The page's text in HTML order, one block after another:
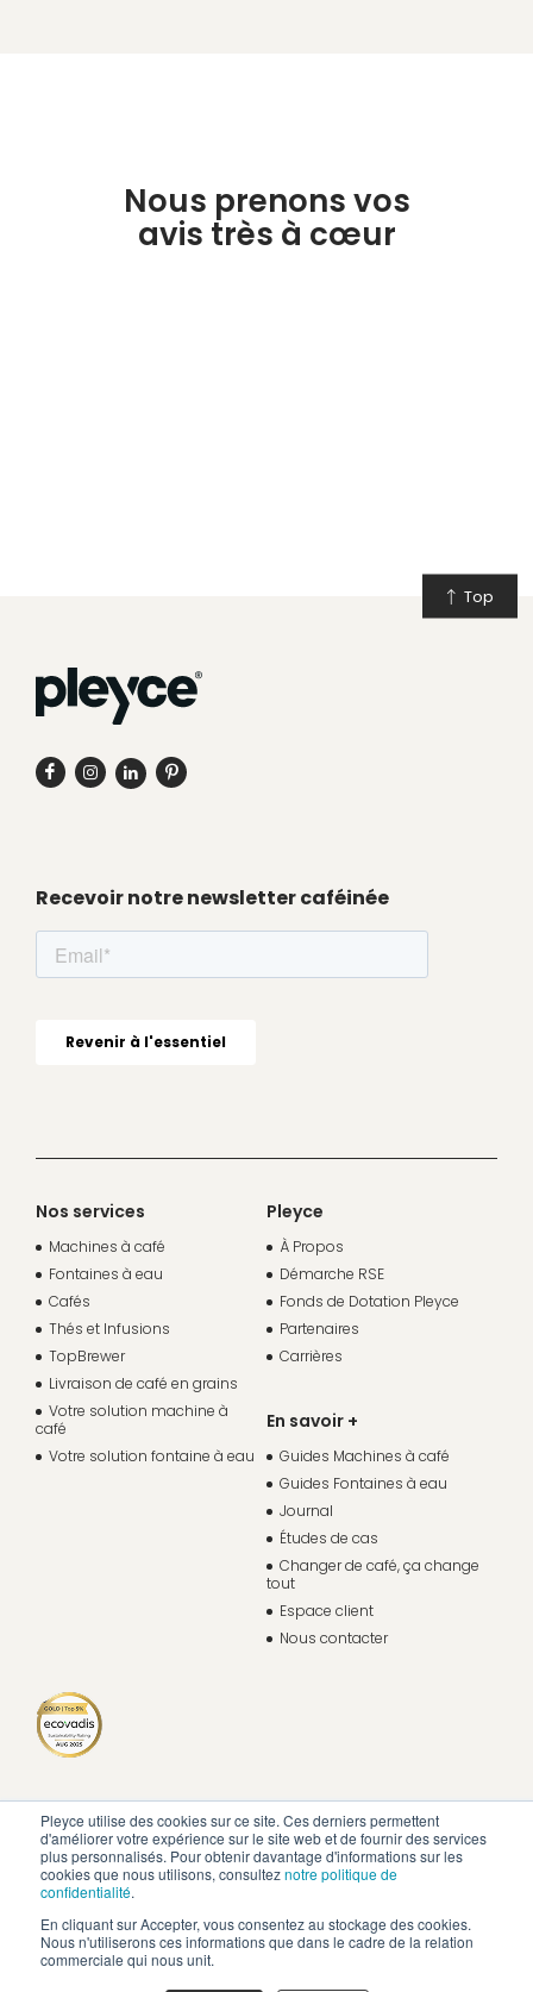
Pleyce utilise des cookies sur ce site. Ces derniers permettent
d'améliorer votre expérience sur le site web et de fournir des services
plus personnalisés. Pour obtenir davantage d'informations sur les
cookies que nous utilisons, consulteznotre politique de
confidentialité.
En cliquant sur Accepter, vous consentez au stockage des cookies.
Nous n'utiliserons ces informations que dans le cadre de la relation
commerciale qui nous unit.
Nous prenons vos
avis très à cœur
Top
Recevoir notre newsletter caféinée
Nos services
Machines à café
Fontaines à eau
Cafés
Thés et Infusions
TopBrewer
Livraison de café en grains
Votre solution machine à
café
Votre solution fontaine à eau
Pleyce
À Propos
Démarche RSE
Fonds de Dotation Pleyce
Partenaires
Carrières
En savoir +
Guides Machines à café
Guides Fontaines à eau
Journal
Études de cas
Changer de café, ça change
tout
Espace client
Nous contacter